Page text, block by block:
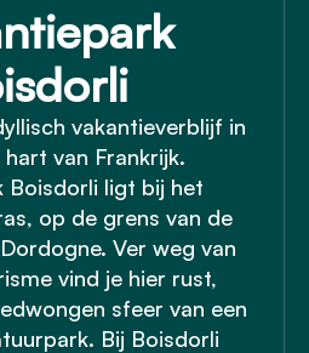
vakantieverblijf in
van Frankrijk.
Boisdorli ligt bij het
op de grens van de
Ver weg van
vind je hier rust,
sfeer van een
Bij Boisdorli